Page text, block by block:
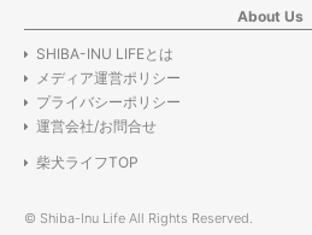
About Us
SHIBA-INU LIFEとは
メディア運営ポリシー
プライバシーポリシー
運営会社/お問合せ
柴犬ライフTOP
© Shiba-Inu Life All Rights Reserved.